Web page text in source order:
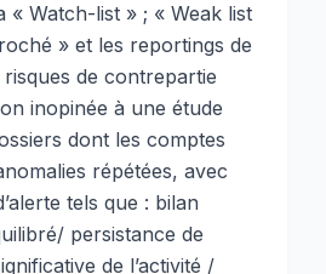
« Watch-list » ; « Weak list
» et les reportings de
de contrepartie
inopinée à une étude
dont les comptes
répétées, avec
tels que : bilan
persistance de
de l’activité /